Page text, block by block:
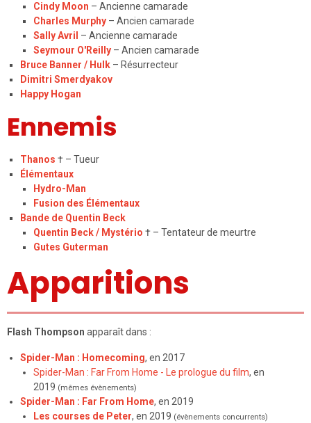
Cindy Moon – Ancienne camarade
Charles Murphy – Ancien camarade
Sally Avril – Ancienne camarade
Seymour O'Reilly – Ancien camarade
Bruce Banner / Hulk – Résurrecteur
Dimitri Smerdyakov
Happy Hogan
Ennemis
Thanos † – Tueur
Élémentaux
Hydro-Man
Fusion des Élémentaux
Bande de Quentin Beck
Quentin Beck / Mystério † – Tentateur de meurtre
Gutes Guterman
Apparitions
Flash Thompson apparaît dans :
Spider-Man : Homecoming, en 2017
Spider-Man : Far From Home - Le prologue du film, en
2019 (mêmes évènements)
Spider-Man : Far From Home, en 2019
Les courses de Peter, en 2019 (évènements concurrents)